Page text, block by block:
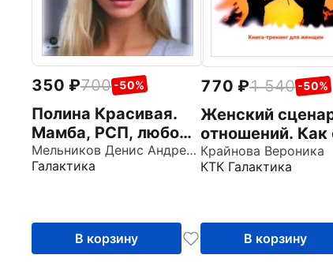
350 700 -50%
Полина Красивая.
Мамба, РСП, любовь
без секса, или
Убийца мужчин
Мельников Денис Андреевич
Галактика
В корзину
770 1 540 -50%
Женский
отношений. Как
понять и
Книга-тренинг
Крайнова Вероника
КТК Галактика
В корзину